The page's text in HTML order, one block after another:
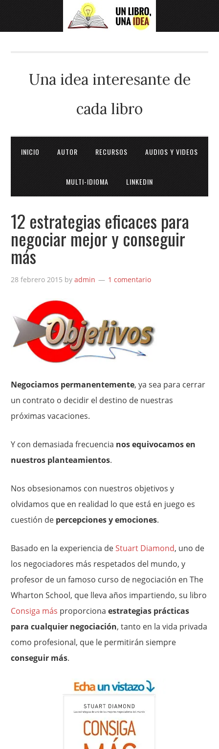
Una idea interesante de
cada libro
INICIO AUTOR RECURSOS AUDIOS Y VIDEOS
MULTI-IDIOMA LINKEDIN
12 estrategias eficaces para
negociar mejor y conseguir
más
28 febrero 2015 byadmin 1 comentario
Negociamos permanentemente, ya sea para cerrar
un contrato o decidir el destino de nuestras
próximas vacaciones.
Y con demasiada frecuencia nos equivocamos en
nuestros planteamientos.
Nos obsesionamos con nuestros objetivos y
olvidamos que en realidad lo que está en juego es
cuestión de percepciones y emociones.
Basado en la experiencia deStuart Diamond, uno de
los negociadores más respetados del mundo, y
profesor de un famoso curso de negociación en The
Wharton School, que lleva años impartiendo, su libro
Consiga más proporcionaestrategias prácticas
para cualquier negociación, tanto en la vida privada
como profesional, que le permitirán siempre
conseguir más.